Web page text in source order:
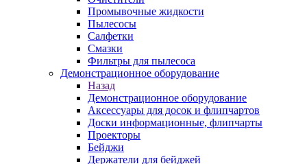
Промывочные жидкости
Пылесосы
Салфетки
Смазки
Фильтры для пылесоса
Демонстрационное оборудование
Назад
Демонстрационное оборудование
Аксессуары для досок и флипчартов
Доски информационные, флипчарты
Проекторы
Бейджи
Держатели для бейджей